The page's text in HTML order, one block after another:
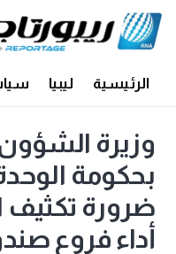
الرئيسية ليبيا
وزيرة الشؤون
بحكومة
ضرورة تكثيف
أداء فروع